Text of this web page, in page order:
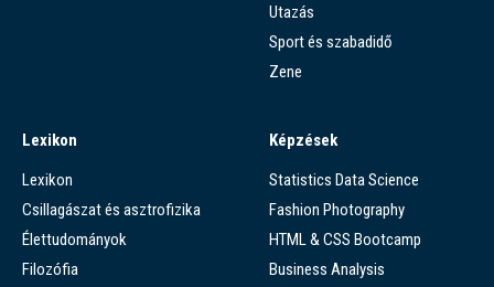
Utazás
Sport és szabadidő
Zene
Lexikon
Lexikon
Csillagászat és asztrofizika
Élettudományok
Filozófia
Képzések
Statistics Data Science
Fashion Photography
HTML & CSS Bootcamp
Business Analysis